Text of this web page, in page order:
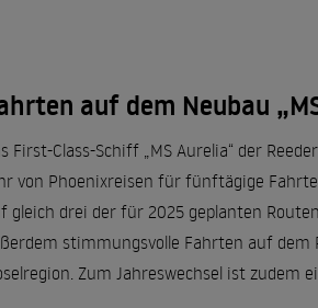
auf dem Neubau
First-Class-Schiff „MS Aurelia“ der
von Phoenixreisen für fünftägige
gleich drei der für 2025 geplanten
stimmungsvolle Fahrten auf dem
Zum Jahreswechsel ist zudem